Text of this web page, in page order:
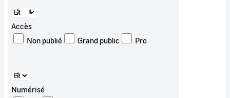
Accès
Non publié
Grand public Pro
Numérisé